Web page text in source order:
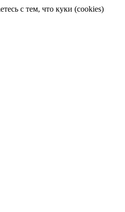
с тем, что куки (cookies)